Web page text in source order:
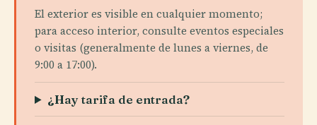
El exterior es visible en cualquier momento;
para acceso interior, consulte eventos especiales
o visitas (generalmente de lunes a viernes, de
9:00 a 17:00).
¿Hay tarifa de entrada?